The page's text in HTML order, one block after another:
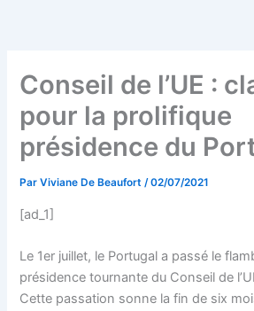
Conseil de l’UE :
pour la prolifique
présidence du
ParViviane De Beaufort/02/07/2021
[ad_1]
Le 1er juillet, le Portugal a passé le
présidence tournante du Conseil de
Cette passation sonne la fin de six